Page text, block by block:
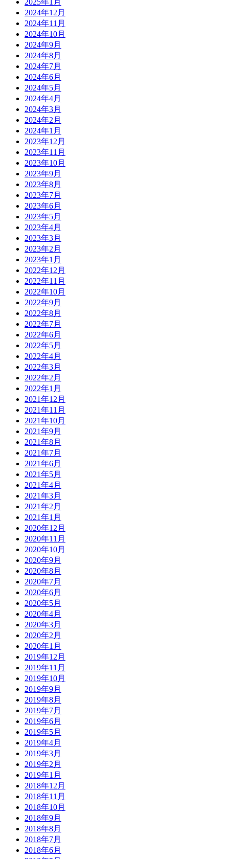
2025年1月
2024年12月
2024年11月
2024年10月
2024年9月
2024年8月
2024年7月
2024年6月
2024年5月
2024年4月
2024年3月
2024年2月
2024年1月
2023年12月
2023年11月
2023年10月
2023年9月
2023年8月
2023年7月
2023年6月
2023年5月
2023年4月
2023年3月
2023年2月
2023年1月
2022年12月
2022年11月
2022年10月
2022年9月
2022年8月
2022年7月
2022年6月
2022年5月
2022年4月
2022年3月
2022年2月
2022年1月
2021年12月
2021年11月
2021年10月
2021年9月
2021年8月
2021年7月
2021年6月
2021年5月
2021年4月
2021年3月
2021年2月
2021年1月
2020年12月
2020年11月
2020年10月
2020年9月
2020年8月
2020年7月
2020年6月
2020年5月
2020年4月
2020年3月
2020年2月
2020年1月
2019年12月
2019年11月
2019年10月
2019年9月
2019年8月
2019年7月
2019年6月
2019年5月
2019年4月
2019年3月
2019年2月
2019年1月
2018年12月
2018年11月
2018年10月
2018年9月
2018年8月
2018年7月
2018年6月